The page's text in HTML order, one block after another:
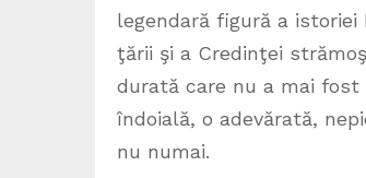
legendară figură a
ţării şi a Credinţei
durată care nu a mai
îndoială, o adevărată,
nu numai.